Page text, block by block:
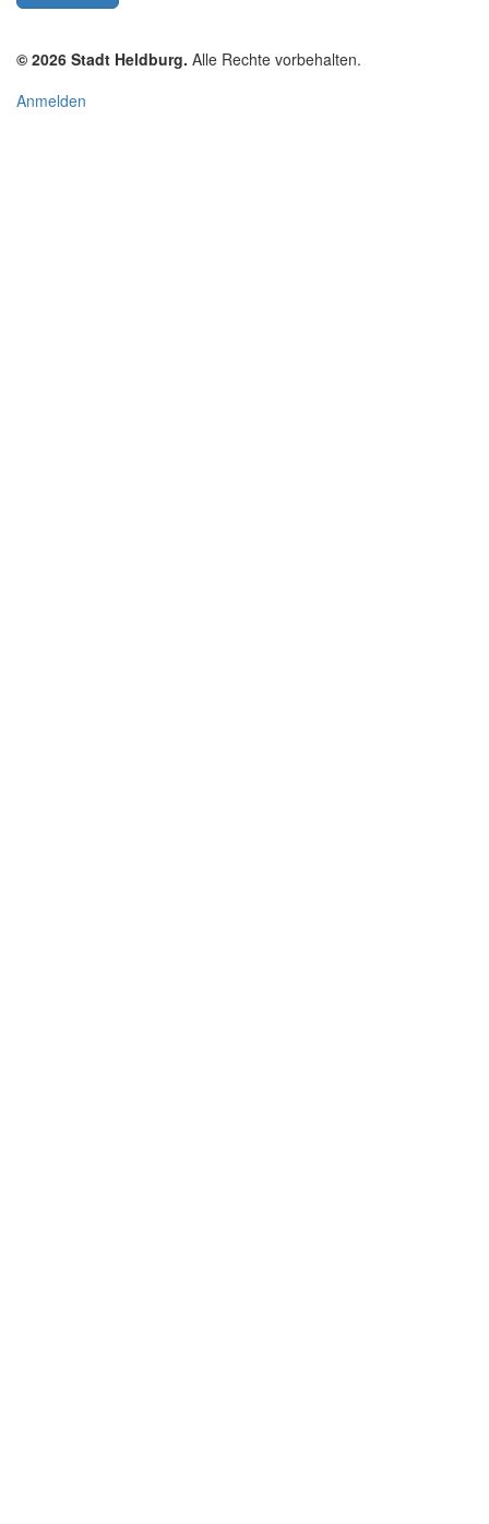
© 2026 Stadt Heldburg. Alle Rechte vorbehalten.
User
Anmelden